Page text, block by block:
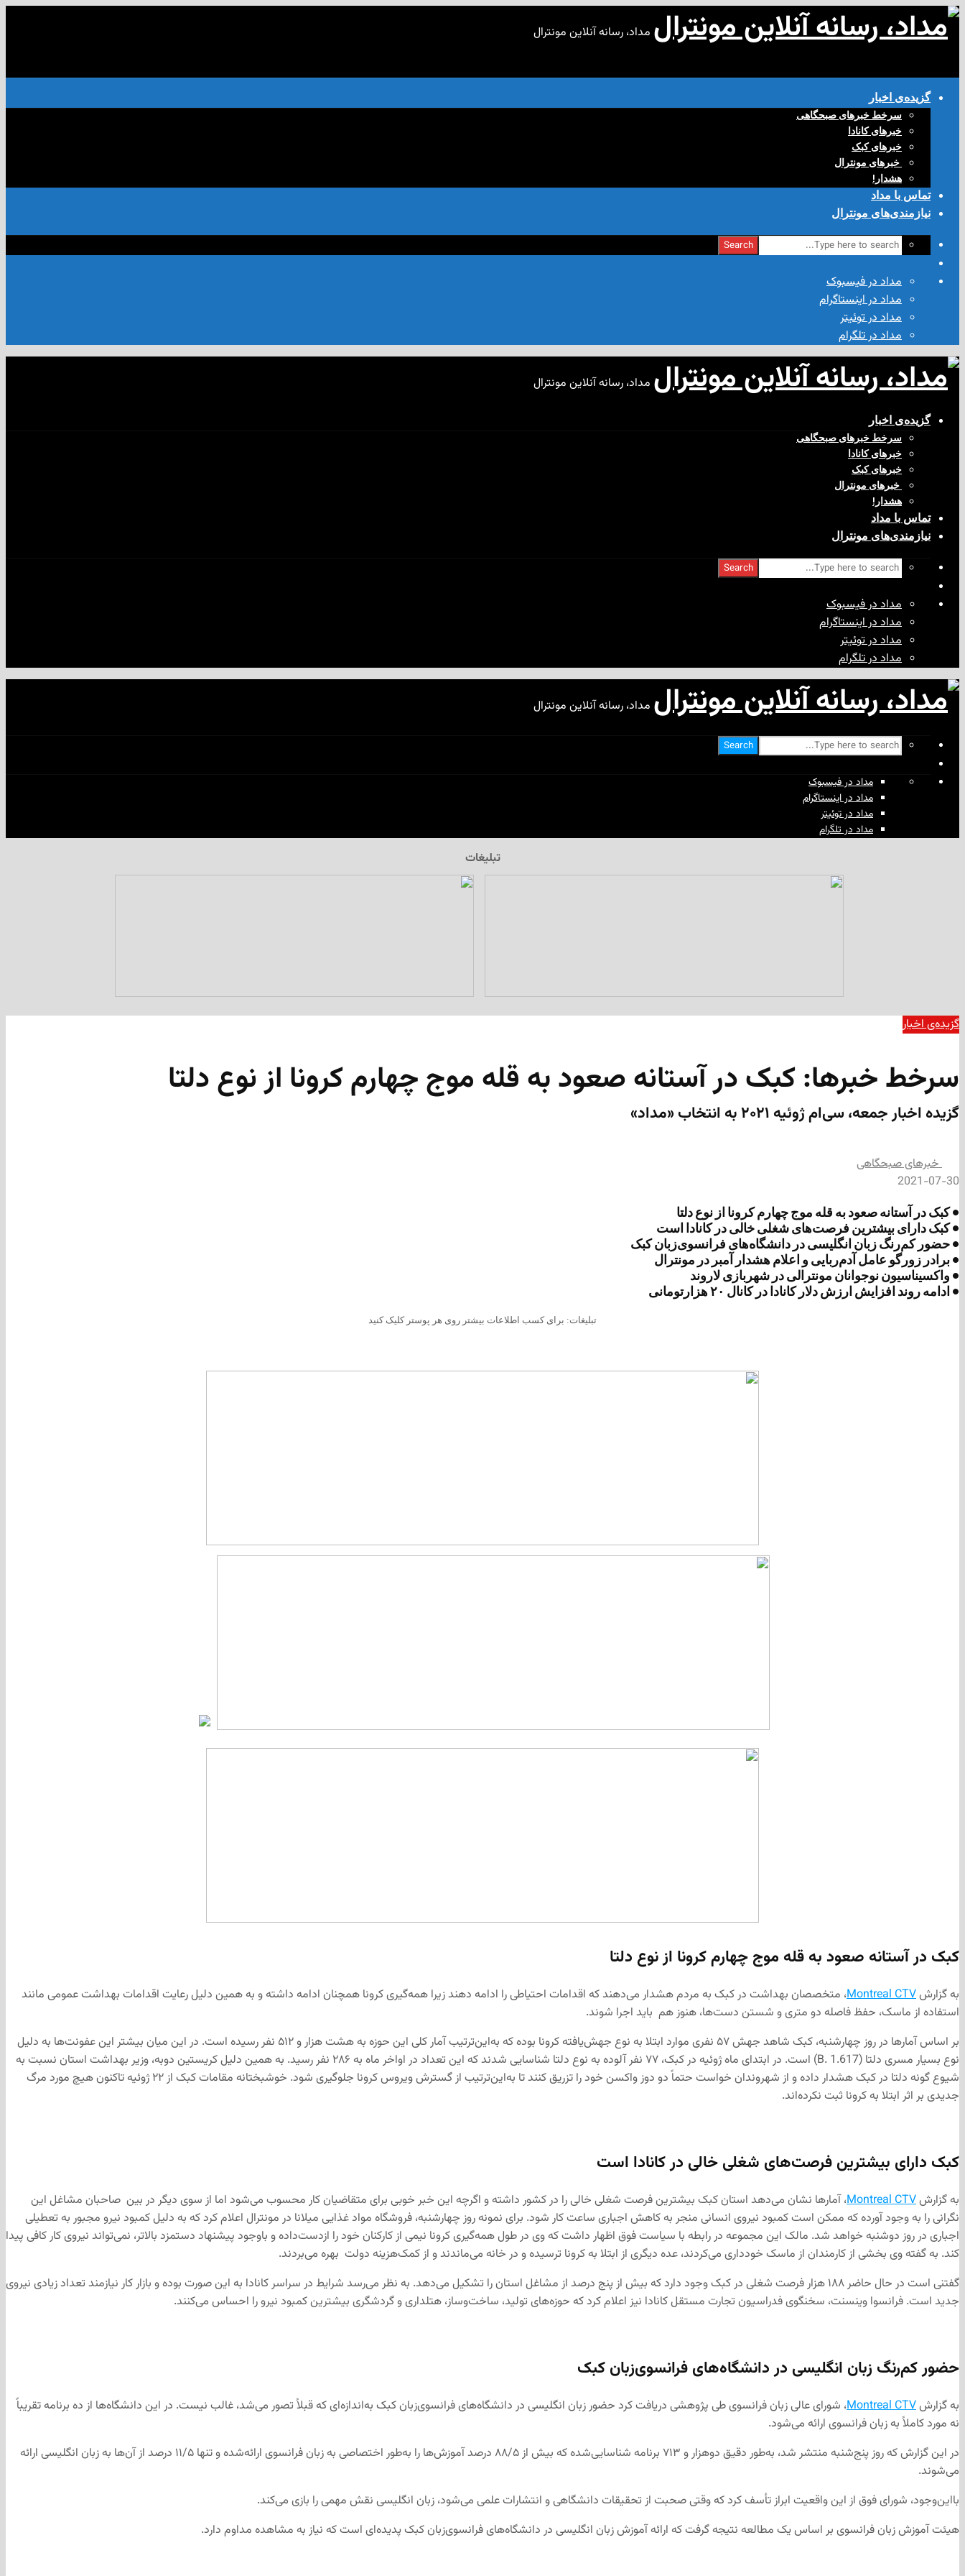
مداد، رسانه آنلاین مونترال
گزیده‌ی‌ اخبار
سرخط خبرهای صبحگاهی
خبرهای کانادا
خبرهای کبک
‌ خبرهای مونترال
هشدار!
تماس با مداد
نیازمندی‌های مونترال
Search
مداد در فیسبوک
مداد در اینستاگرام
مداد در توئیتر
مداد در تلگرام
مداد، رسانه آنلاین مونترال
گزیده‌ی‌ اخبار
سرخط خبرهای صبحگاهی
خبرهای کانادا
خبرهای کبک
‌ خبرهای مونترال
هشدار!
تماس با مداد
نیازمندی‌های مونترال
Search
مداد در فیسبوک
مداد در اینستاگرام
مداد در توئیتر
مداد در تلگرام
مداد، رسانه آنلاین مونترال
Search
مداد در فیسبوک
مداد در اینستاگرام
مداد در توئیتر
مداد در تلگرام
تبلیغات
گزیده‌ی‌ اخبار
سرخط خبرها: کبک در آستانه صعود به قله موج چهارم کرونا از نوع دلتا
گزیده اخبار جمعه، سی‌ام ژوئیه ۲۰۲۱ به انتخاب «مداد»
‌خبرهای صبحگاهی
2021-07-30
• کبک در آستانه صعود به قله موج چهارم کرونا از نوع دلتا
• کبک دارای بیشترین فرصت‌های شغلی خالی در کانادا است
• حضور کم‌رنگ زبان انگلیسی در دانشگاه‌های فرانسوی‌زبان کبک
• برادر زورگو عامل آدم‌ربایی و اعلام هشدار آمبر در مونترال
• واکسیناسیون نوجوانان مونترالی در شهربازی لاروند
• ادامه روند افزایش ارزش دلار کانادا در کانال ۲۰ هزارتومانی
تبلیغات: برای کسب اطلاعات بیشتر روی هر پوستر کلیک کنید
کبک در آستانه صعود به قله موج چهارم کرونا از نوع دلتا
به گزارشMontreal CTV، متخصصان بهداشت در کبک به مردم هشدار می‌دهند که اقدامات احتیاطی را ادامه دهند زیرا همه‌گیری کرونا همچنان ادامه داشته و به همین دلیل رعایت اقدامات بهداشت عمومی مانند
استفاده از ماسک، حفظ فاصله دو متری و شستن دست‌ها، هنوز هم باید اجرا شوند.
بر اساس آمارها در روز چهارشنبه، کبک شاهد جهش ۵۷ نفری موارد ابتلا به نوع جهش‌یافته کرونا بوده که به‌این‌ترتیب آمار کلی این حوزه به هشت هزار و ۵۱۲ نفر رسیده است. در این میان بیشتر این عفونت‌ها به دلیل
نوع بسیار مسری دلتا (B. 1.617) است. در ابتدای ماه ژوئیه در کبک، ۷۷ نفر آلوده به نوع دلتا شناسایی شدند که این تعداد در اواخر ماه به ۲۸۶ نفر رسید. به همین دلیل کریستین دوبه، وزیر بهداشت استان نسبت به
شیوع گونه دلتا در کبک هشدار داده و از شهروندان خواست حتماً دو دوز واکسن خود را تزریق کنند تا به‌این‌ترتیب از گسترش ویروس کرونا جلوگیری شود. خوشبختانه مقامات کبک از ۲۲ ژوئیه تاکنون هیچ مورد مرگ
جدیدی بر اثر ابتلا به کرونا ثبت نکرده‌اند.
کبک دارای بیشترین فرصت‌های شغلی خالی در کانادا است
به گزارشMontreal CTV، آمارها نشان می‌دهد استان کبک بیشترین فرصت شغلی خالی را در کشور داشته و اگرچه این خبر خوبی برای متقاضیان کار محسوب می‌شود اما از سوی دیگر در بین صاحبان مشاغل این
نگرانی را به وجود آورده که ممکن است کمبود نیروی انسانی منجر به کاهش اجباری ساعت کار شود. برای نمونه روز چهارشنبه، فروشگاه مواد غذایی میلانا در مونترال اعلام کرد که به دلیل کمبود نیرو مجبور به تعطیلی
اجباری در روز دوشنبه خواهد شد. مالک این مجموعه در رابطه با سیاست فوق اظهار داشت که وی در طول همه‌گیری کرونا نیمی از کارکنان خود را ازدست‌داده و باوجود پیشنهاد دستمزد بالاتر، نمی‌تواند نیروی کار کافی پیدا
کند. به گفته وی بخشی از کارمندان از ماسک خودداری می‌کردند، عده دیگری از ابتلا به کرونا ترسیده و در خانه می‌ماندند و از کمک‌هزینه دولت بهره می‌بردند.
گفتنی است در حال حاضر ۱۸۸ هزار فرصت شغلی در کبک وجود دارد که بیش از پنج درصد از مشاغل استان را تشکیل می‌دهد. به نظر می‌رسد شرایط در سراسر کانادا به این صورت بوده و بازار کار نیازمند تعداد زیادی نیروی
جدید است. فرانسوا وینسنت، سخنگوی فدراسیون تجارت مستقل کانادا نیز اعلام کرد که حوزه‌های تولید، ساخت‌وساز، هتلداری و گردشگری بیشترین کمبود نیرو را احساس می‌کنند.
حضور کم‌رنگ زبان انگلیسی در دانشگاه‌های فرانسوی‌زبان کبک
به گزارشMontreal CTV، شورای عالی زبان فرانسوی طی پژوهشی دریافت کرد حضور زبان انگلیسی در دانشگاه‌های فرانسوی‌زبان کبک به‌اندازه‌ای که قبلاً تصور می‌شد، غالب نیست. در این دانشگاه‌ها از ده برنامه تقریباً
نه مورد کاملاً به زبان فرانسوی ارائه می‌شود.
در این گزارش که روز پنج‌شنبه منتشر شد، به‌طور دقیق دوهزار و ۷۱۳ برنامه شناسایی‌شده که بیش از ۸۸/۵ درصد آموزش‌ها را به‌طور اختصاصی به زبان فرانسوی ارائه‌شده و تنها ۱۱/۵ درصد از آن‌ها به زبان انگلیسی ارائه
می‌شوند.
بااین‌وجود، شورای فوق از این واقعیت ابراز تأسف کرد که وقتی صحبت از تحقیقات دانشگاهی و انتشارات علمی می‌شود، زبان انگلیسی نقش مهمی را بازی می‌کند.
هیئت آموزش زبان فرانسوی بر اساس یک مطالعه نتیجه گرفت که ارائه آموزش زبان انگلیسی در دانشگاه‌های فرانسوی‌زبان کبک پدیده‌ای است که نیاز به مشاهده مداوم دارد.